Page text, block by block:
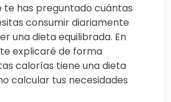
te has preguntado cuántas
consumir diariamente
una dieta equilibrada. En
explicaré de forma
calorías tiene una dieta
calcular tus necesidades